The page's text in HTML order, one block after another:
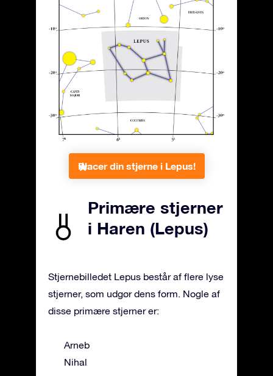
Placer din stjerne i Lepus!
Primære stjerner
i Haren (Lepus)
Stjernebilledet Lepus består af flere lyse
stjerner, som udgør dens form. Nogle af
disse primære stjerner er:
Arneb
Nihal